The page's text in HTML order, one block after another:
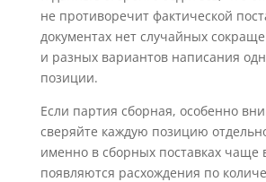
не противоречит фактической
документах нет случайных
и разных вариантов написания
позиции.
Если партия сборная, особенно
сверяйте каждую позицию
именно в сборных поставках чаще
появляются расхождения по